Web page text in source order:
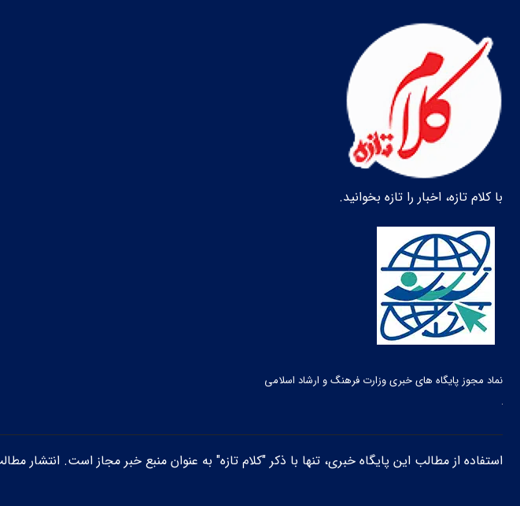
با کلام تازه، اخبار را تازه بخوانید.
نماد مجوز پایگاه های خبری وزارت فرهنگ و ارشاد اسلامی
استفاده از مطالب این پایگاه خبری، تنها با ذکر "کلام تازه" به عنوان منبع خبر مجاز است. انتشار